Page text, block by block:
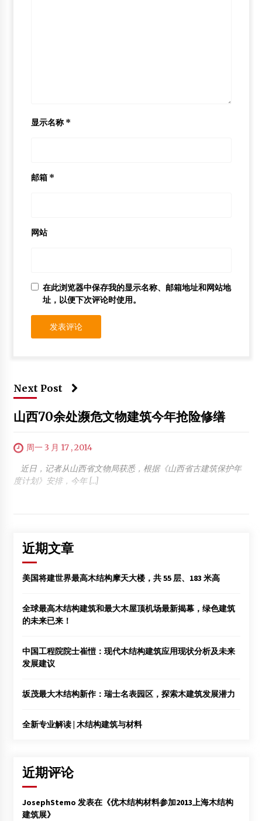
显示名称 *
邮箱 *
网站
在此浏览器中保存我的显示名称、邮箱地址和网站地
址，以便下次评论时使用。
Next Post
山西70余处濒危文物建筑今年抢险修缮
周一 3 月 17 , 2014
近日，记者从山西省文物局获悉，根据《山西省古建筑保护年
度计划》安排，今年 […]
近期文章
美国将建世界最高木结构摩天大楼，共 55 层、183 米高
全球最高木结构建筑和最大木屋顶机场最新揭幕，绿色建筑
的未来已来！
中国工程院院士崔愷：现代木结构建筑应用现状分析及未来
发展建议
坂茂最大木结构新作：瑞士名表园区，探索木建筑发展潜力
全新专业解读 | 木结构建筑与材料
近期评论
JosephStemo 发表在《优木结构材料参加2013上海木结构
建筑展》